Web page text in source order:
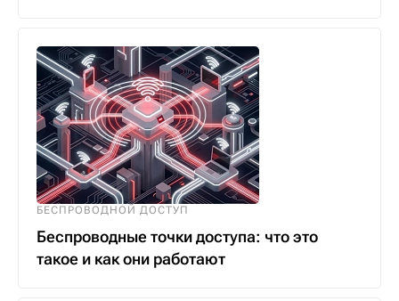
БЕСПРОВОДНОЙ ДОСТУП
Беспроводные точки доступа: что это
такое и как они работают